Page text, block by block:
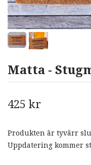
Matta -
425 kr
Produkten är tyvärr
Uppdatering kommer